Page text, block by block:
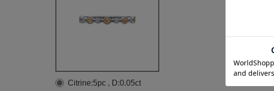
Citrine:5pc , D:0.05ct